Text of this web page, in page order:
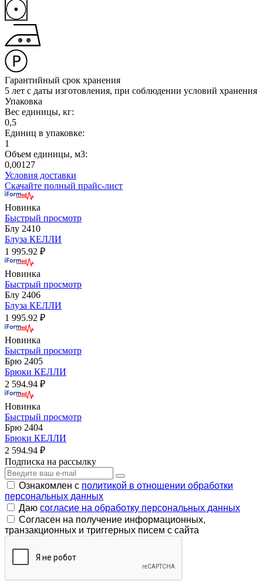
Гарантийный срок хранения
5 лет с даты изготовления, при соблюдении условий хранения
Упаковка
Вес единицы, кг:
0,5
Единиц в упаковке:
1
Объем единицы, м3:
0,00127
Условия доставки
Скачайте полный прайс-лист
Новинка
Быстрый просмотр
Блу 2410
Блуза КЕЛЛИ
1 995.92 ₽
Новинка
Быстрый просмотр
Блу 2406
Блуза КЕЛЛИ
1 995.92 ₽
Новинка
Быстрый просмотр
Брю 2405
Брюки КЕЛЛИ
2 594.94 ₽
Новинка
Быстрый просмотр
Брю 2404
Брюки КЕЛЛИ
2 594.94 ₽
Подписка на рассылку
Ознакомлен с политикой в отношении обработки
персональных данных
Даю согласие на обработку персональных данных
Согласен на получение информационных,
транзакционных и триггерных писем с сайта